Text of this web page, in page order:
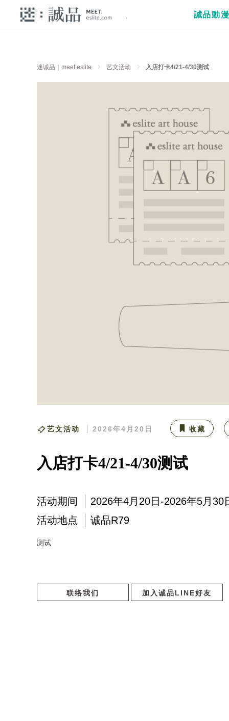
誠品動
迷诚品｜meet eslite 艺文活动 入店打卡4/21-4/30测试
艺文活动 2026年4月20日 收藏
入店打卡4/21-4/30测试
活动期间
2026年4月20日-2026年5月30
活动地点
诚品R79
测试
联络我们 加入诚品LINE好友